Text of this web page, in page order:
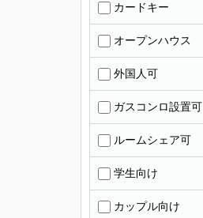
カードキー
オープンハウス
外国人可
ガスコンロ設置可
ルームシェア可
学生向け
カップル向け